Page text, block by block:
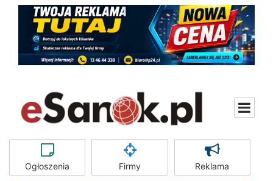
Ogłoszenia Firmy Reklama